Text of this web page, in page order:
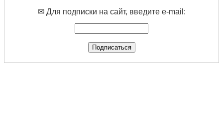
✉ Для подписки на сайт, введите e-mail: